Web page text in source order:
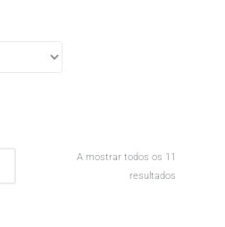
A mostrar todos os 11
resultados